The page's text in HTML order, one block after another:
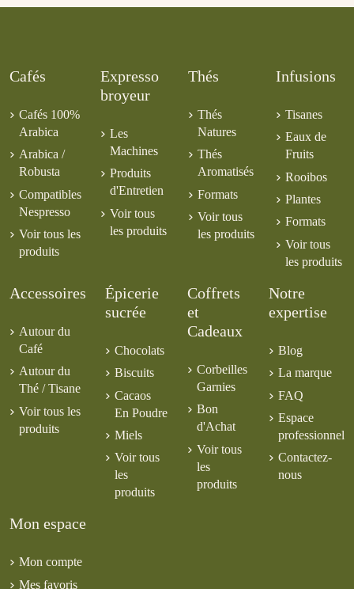
Cafés
Cafés 100%
Arabica
Arabica /
Robusta
Compatibles
Nespresso
Voir tous les
produits
Expresso
broyeur
Les
Machines
Produits
d'Entretien
Voir tous
les produits
Thés
Thés
Natures
Thés
Aromatisés
Formats
Voir tous
les produits
Infusions
Tisanes
Eaux de
Fruits
Rooibos
Plantes
Formats
Voir tous
les produits
Accessoires
Autour du
Café
Autour du
Thé / Tisane
Voir tous les
produits
Épicerie
sucrée
Chocolats
Biscuits
Cacaos
En Poudre
Miels
Voir tous
les
produits
Coffrets
et
Cadeaux
Corbeilles
Garnies
Bon
d'Achat
Voir tous
les
produits
Notre
expertise
Blog
La marque
FAQ
Espace
professionnel
Contactez-
nous
Mon espace
Mon compte
Mes favoris